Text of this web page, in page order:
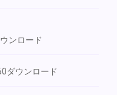
ンロード
ダウンロード